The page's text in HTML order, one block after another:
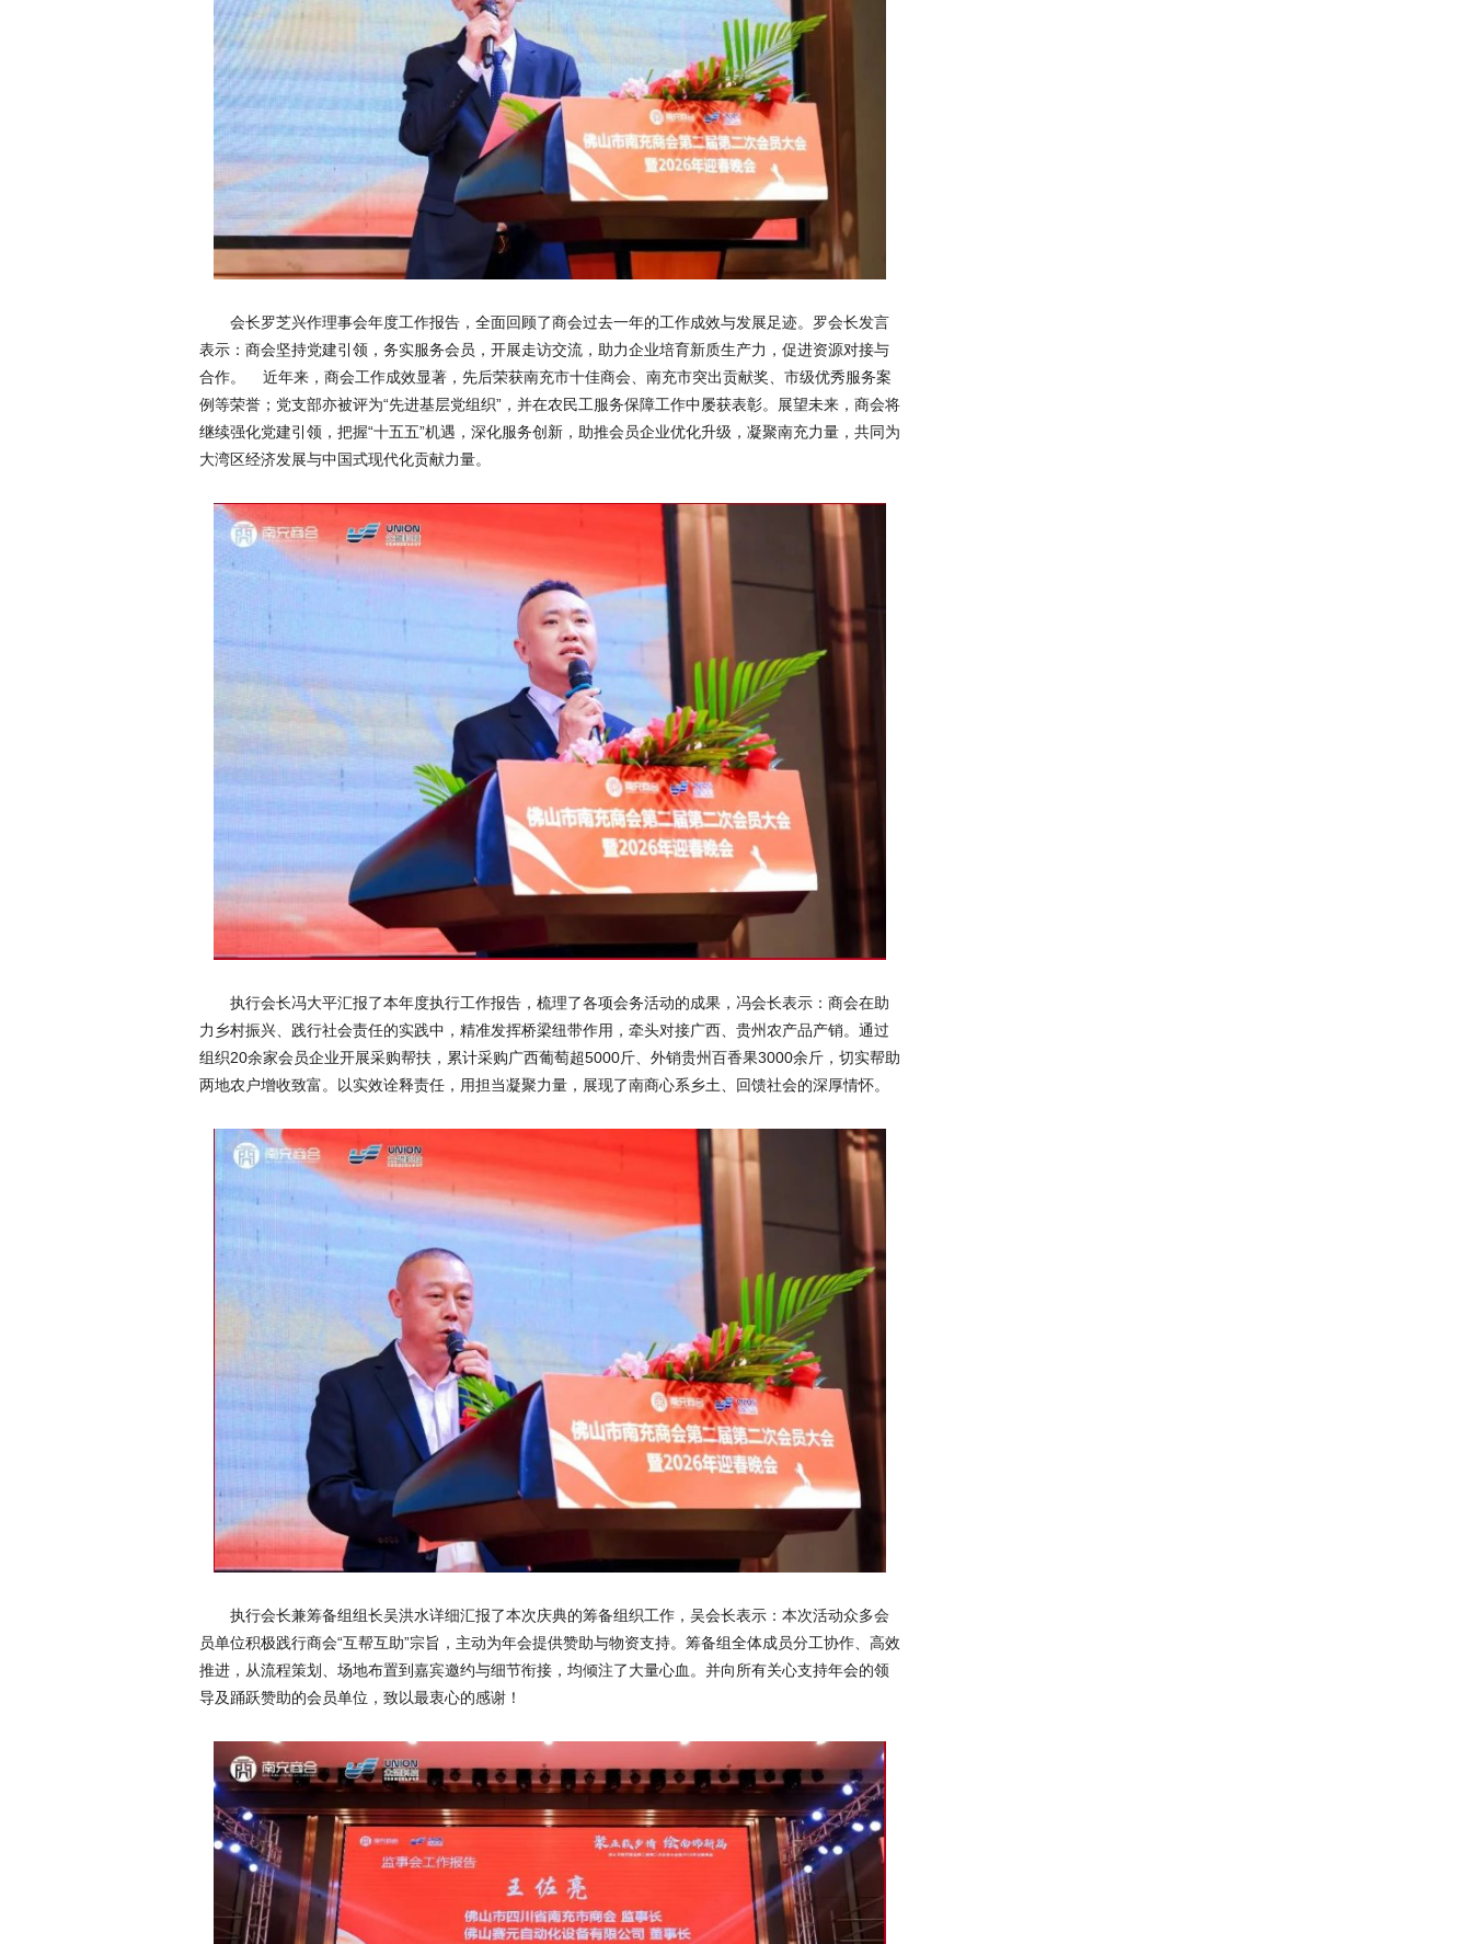
会长罗芝兴作理事会年度工作报告，全面回顾了商会过去一年的工作成效与发展足迹。罗会长发言
表示：商会坚持党建引领，务实服务会员，开展走访交流，助力企业培育新质生产力，促进资源对接与
合作。 近年来，商会工作成效显著，先后荣获南充市十佳商会、南充市突出贡献奖、市级优秀服务案
例等荣誉；党支部亦被评为“先进基层党组织”，并在农民工服务保障工作中屡获表彰。展望未来，商会将
继续强化党建引领，把握“十五五”机遇，深化服务创新，助推会员企业优化升级，凝聚南充力量，共同为
大湾区经济发展与中国式现代化贡献力量。
执行会长冯大平汇报了本年度执行工作报告，梳理了各项会务活动的成果，冯会长表示：商会在助
力乡村振兴、践行社会责任的实践中，精准发挥桥梁纽带作用，牵头对接广西、贵州农产品产销。通过
组织20余家会员企业开展采购帮扶，累计采购广西葡萄超5000斤、外销贵州百香果3000余斤，切实帮助
两地农户增收致富。以实效诠释责任，用担当凝聚力量，展现了南商心系乡土、回馈社会的深厚情怀。
执行会长兼筹备组组长吴洪水详细汇报了本次庆典的筹备组织工作，吴会长表示：本次活动众多会
员单位积极践行商会“互帮互助”宗旨，主动为年会提供赞助与物资支持。筹备组全体成员分工协作、高效
推进，从流程策划、场地布置到嘉宾邀约与细节衔接，均倾注了大量心血。并向所有关心支持年会的领
导及踊跃赞助的会员单位，致以最衷心的感谢！